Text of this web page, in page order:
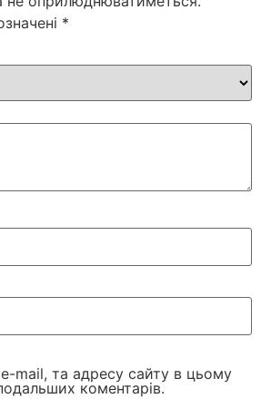
*
mail, та адресу сайту в цьому
коментарів.